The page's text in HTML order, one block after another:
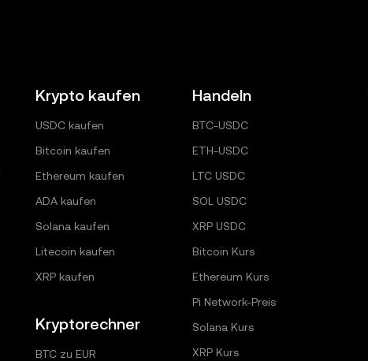
Krypto kaufen
USDC kaufen
Bitcoin kaufen
Ethereum kaufen
ADA kaufen
Solana kaufen
Litecoin kaufen
XRP kaufen
Kryptorechner
BTC zu EUR
Handeln
BTC-USDC
ETH-USDC
LTC USDC
SOL USDC
XRP USDC
Bitcoin Kurs
Ethereum Kurs
Pi Network-Preis
Solana Kurs
XRP Kurs